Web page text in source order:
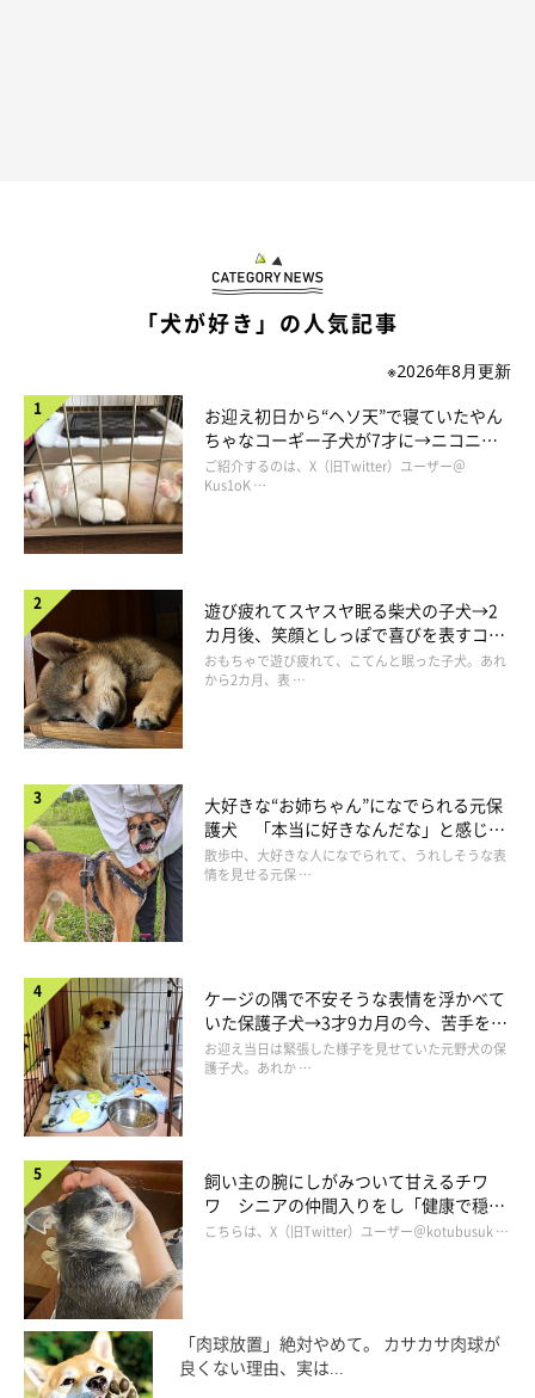
「犬が好き」の人気記事
※2026年8月更新
お迎え初日から“ヘソ天”で寝ていたやん
ちゃなコーギー子犬が7才に→ニコニ
コ“コーギースマイル”が魅力のコに成
長！
ご紹介するのは、X（旧Twitter）ユーザー＠
Kus1oK …
遊び疲れてスヤスヤ眠る柴犬の子犬→2
カ月後、笑顔としっぽで喜びを表すコに
成長！
おもちゃで遊び疲れて、こてんと眠った子犬。あれ
から2カ月、表 …
大好きな“お姉ちゃん”になでられる元保
護犬 「本当に好きなんだな」と感じる
表情にほっこり
散歩中、大好きな人になでられて、うれしそうな表
情を見せる元保 …
ケージの隅で不安そうな表情を浮かべて
いた保護子犬→3才9カ月の今、苦手を克
服し頼もしいコに成長！
お迎え当日は緊張した様子を見せていた元野犬の保
護子犬。あれか …
飼い主の腕にしがみついて甘えるチワ
ワ シニアの仲間入りをし「健康で穏や
かな暮らしが続いてほしい」と願う
こちらは、X（旧Twitter）ユーザー＠kotubusuk …
「肉球放置」絶対やめて。 カサカサ肉球が
良くない理由、実は...